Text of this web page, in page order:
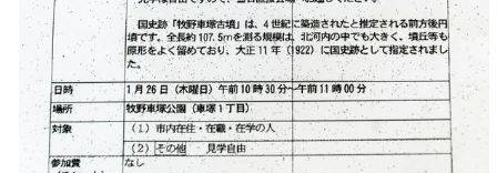
12/3:枚方市少年少女合唱団クリスマスコンサート
(12/17)第三回 ブンブンライブ(12/11)クリスマスverジ
ェルキャンドル工作教室(12/4)家族で参加できる！DIY
ワークショップ『ピカピカ泥ダンゴづくり』『珪藻土
塗り体験』(12/11)追加
12/1:SUMAFES（住まフェス）(12/10,11)16帖のスカ